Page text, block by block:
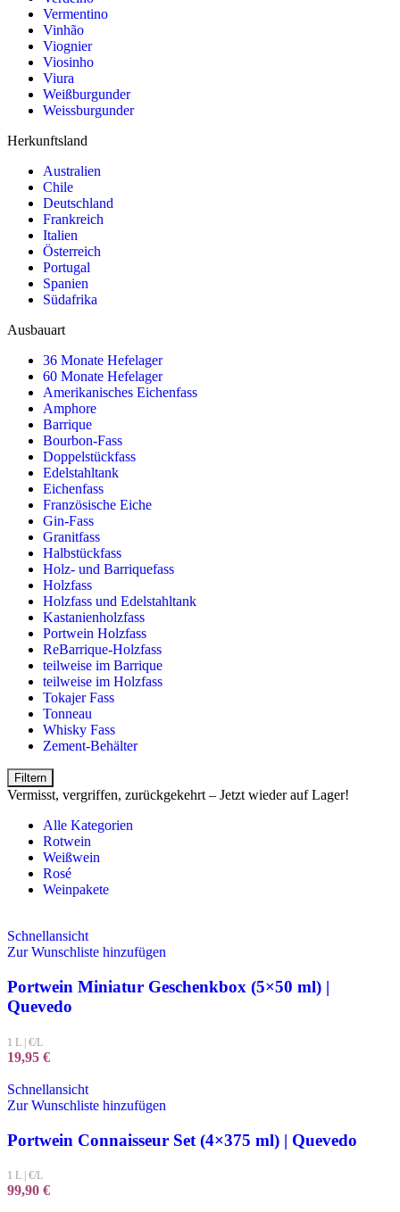
Vermentino
Vinhão
Viognier
Viosinho
Viura
Weißburgunder
Weissburgunder
Herkunftsland
Australien
Chile
Deutschland
Frankreich
Italien
Österreich
Portugal
Spanien
Südafrika
Ausbauart
36 Monate Hefelager
60 Monate Hefelager
Amerikanisches Eichenfass
Amphore
Barrique
Bourbon-Fass
Doppelstückfass
Edelstahltank
Eichenfass
Französische Eiche
Gin-Fass
Granitfass
Halbstückfass
Holz- und Barriquefass
Holzfass
Holzfass und Edelstahltank
Kastanienholzfass
Portwein Holzfass
ReBarrique-Holzfass
teilweise im Barrique
teilweise im Holzfass
Tokajer Fass
Tonneau
Whisky Fass
Zement-Behälter
Filtern
Vermisst, vergriffen, zurückgekehrt – Jetzt wieder auf Lager!
Alle Kategorien
Rotwein
Weißwein
Rosé
Weinpakete
Schnellansicht
Zur Wunschliste hinzufügen
Portwein Miniatur Geschenkbox (5×50 ml) |
Quevedo
1 L | €/L
19,95 €
Schnellansicht
Zur Wunschliste hinzufügen
Portwein Connaisseur Set (4×375 ml) | Quevedo
1 L €/L
99,90 €